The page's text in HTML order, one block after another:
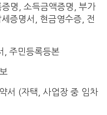
명, 소득금액증명, 부가
증명서, 현금영수증, 전
, 주민등록등본
서 (자택, 사업장 중 임차